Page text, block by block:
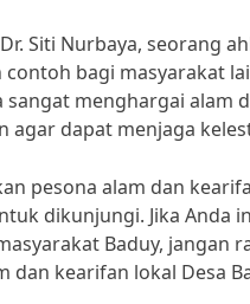
Siti Nurbaya, seorang
bagi masyarakat
sangat menghargai alam
agar dapat menjaga
pesona alam dan
dikunjungi. Jika Anda
Baduy, jangan
dan kearifan lokal Desa